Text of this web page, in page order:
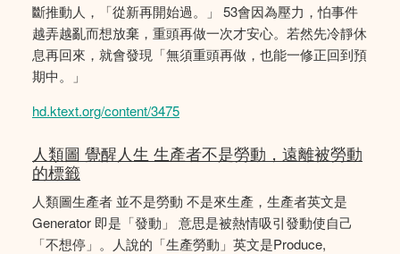
斷推動人，「從新再開始過。」 53會因為壓力，怕事件
越弄越亂而想放棄，重頭再做一次才安心。若然先冷靜休
息再回來，就會發現「無須重頭再做，也能一修正回到預
期中。」
hd.ktext.org/content/3475
人類圖 覺醒人生 生產者不是勞動，遠離被勞動
的標籤
人類圖生產者 並不是勞動 不是來生產，生產者英文是
Generator 即是「發動」 意思是被熱情吸引發動使自己
「不想停」。人說的「生產勞動」英文是Produce,